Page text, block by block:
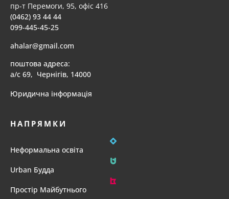
пр-т Перемоги, 95, офіс 416
(0462) 93 44 44
099-445-45-25
ahalar@gmail.com
поштова адреса:
а/с 69, Чернігів, 14000
Юридична інформація
НАПРЯМКИ
Неформальна освіта
Urban Будда
Простір Майбутнього